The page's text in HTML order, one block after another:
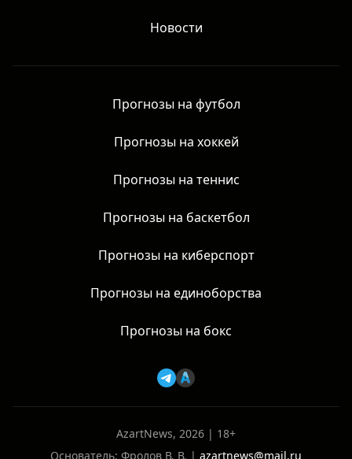
Новости
Прогнозы на футбол
Прогнозы на хоккей
Прогнозы на теннис
Прогнозы на баскетбол
Прогнозы на киберспорт
Прогнозы на единоборства
Прогнозы на бокс
AzartNews, 2026 | 18+
Основатель: Фролов В. В. | azartnews@mail.ru